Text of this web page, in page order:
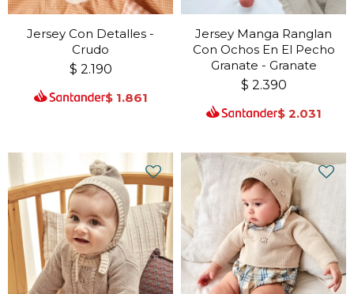
Jersey Con Detalles -
Crudo
$ 2.190
$ 1.861
Jersey Manga Ranglan
Con Ochos En El Pecho
Granate - Granate
$ 2.390
$ 2.031